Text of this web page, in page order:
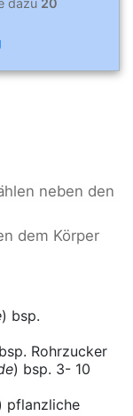
neben den
dem Körper
) bsp.
Rohrzucker
) bsp. 3- 10
pflanzliche